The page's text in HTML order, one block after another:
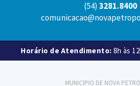
(54) 3281.8400
Horário de Atendimento: 8h às
MUNICIPIO DE NOVA